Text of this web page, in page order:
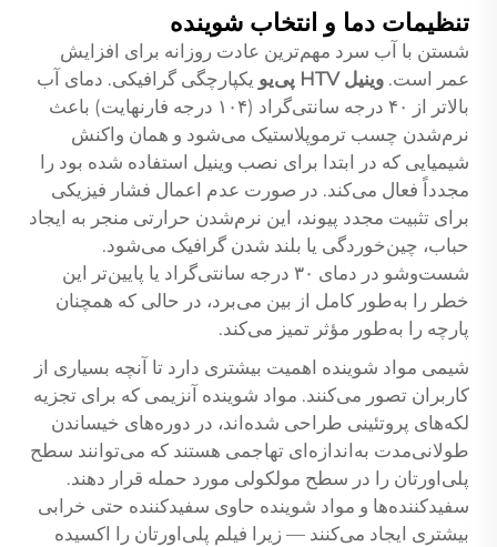
تنظیمات دما و انتخاب شوینده
شستن با آب سرد مهم‌ترین عادت روزانه برای افزایش
عمر است. وینیل HTV پی‌یو
یکپارچگی گرافیکی. دمای آب
بالاتر از ۴۰ درجه سانتی‌گراد (۱۰۴ درجه فارنهایت) باعث
نرم‌شدن چسب ترموپلاستیک می‌شود و همان واکنش
شیمیایی که در ابتدا برای نصب وینیل استفاده شده بود را
مجدداً فعال می‌کند. در صورت عدم اعمال فشار فیزیکی
برای تثبیت مجدد پیوند، این نرم‌شدن حرارتی منجر به ایجاد
حباب، چین‌خوردگی یا بلند شدن گرافیک می‌شود.
شست‌وشو در دمای ۳۰ درجه سانتی‌گراد یا پایین‌تر این
خطر را به‌طور کامل از بین می‌برد، در حالی که همچنان
پارچه را به‌طور مؤثر تمیز می‌کند.
شیمی مواد شوینده اهمیت بیشتری دارد تا آنچه بسیاری از
کاربران تصور می‌کنند. مواد شوینده آنزیمی که برای تجزیه
لکه‌های پروتئینی طراحی شده‌اند، در دوره‌های خیساندن
طولانی‌مدت به‌اندازه‌ای تهاجمی هستند که می‌توانند سطح
پلی‌اورتان را در سطح مولکولی مورد حمله قرار دهند.
سفیدکننده‌ها و مواد شوینده حاوی سفیدکننده حتی خرابی
بیشتری ایجاد می‌کنند — زیرا فیلم پلی‌اورتان را اکسیده